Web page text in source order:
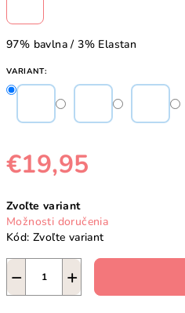
97% bavlna / 3% Elastan
VARIANT:
€19,95
cena:
Zvoľte variant
Možnosti doručenia
Kód: Zvoľte variant
+
−